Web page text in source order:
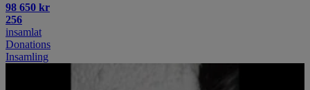
98 650 kr
256
insamlat
Donations
Insamling